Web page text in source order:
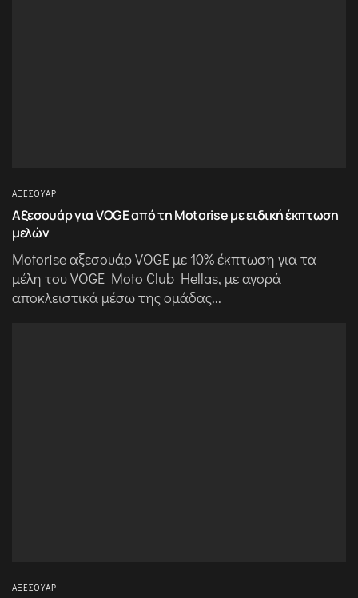
ΑΞΕΣΟΥΆΡ
Αξεσουάρ για VOGE από τη Motorise με ειδική έκπτωση
μελών
Motorise αξεσουάρ VOGE με 10% έκπτωση για τα
μέλη του VOGE Moto Club Hellas, με αγορά
αποκλειστικά μέσω της ομάδας...
ΑΞΕΣΟΥΆΡ